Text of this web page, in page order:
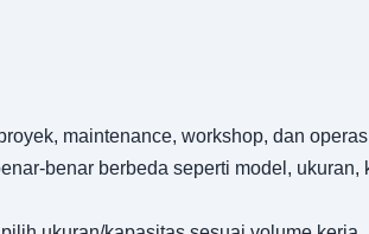
maintenance, workshop, dan
benar berbeda seperti model,